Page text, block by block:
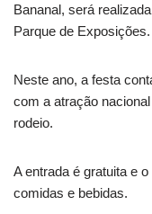
Bananal, será
Parque de Exposições.
Neste ano, a festa
com a atração
rodeio.
A entrada é gratuita e
comidas e bebidas.